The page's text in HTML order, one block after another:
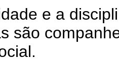
e a
são